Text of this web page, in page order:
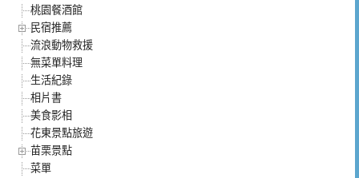
桃園餐酒館
民宿推薦
流浪動物救援
無菜單料理
生活紀錄
相片書
美食影相
花東景點旅遊
苗栗景點
菜單